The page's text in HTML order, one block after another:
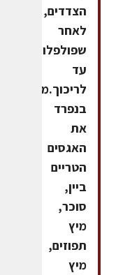
הצדדים,
לאחר
שפולפלו
עד
לריכוך.מבשלים
בנפרד
את
האגסים
הטריים
ביין,
סוכר,
מיץ
תפוזים,
מיץ